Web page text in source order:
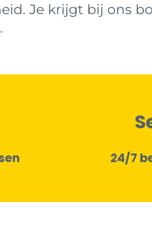
Je krijgt bij ons